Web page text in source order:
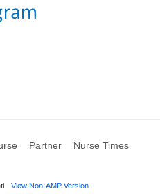
Partner Nurse Times
View Non-AMP Version